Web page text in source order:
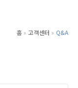
홈 고객센터 Q&A